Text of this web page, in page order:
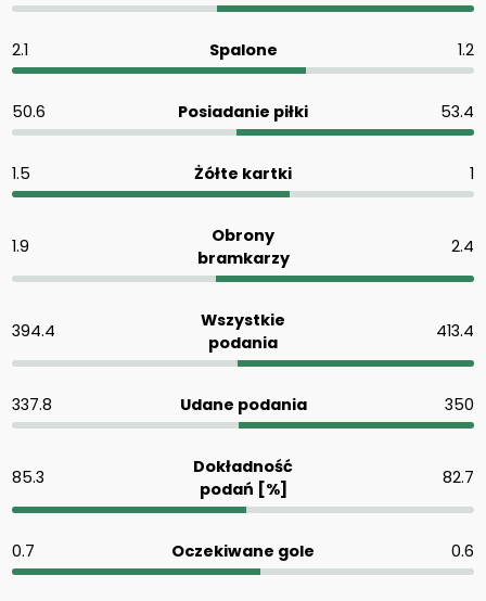
2.1 Spalone 1.2
50.6 Posiadanie piłki 53.4
1.5 Żółte kartki 1
1.9
Obrony
bramkarzy
2.4
394.4
Wszystkie
podania
413.4
337.8 Udane podania 350
85.3
Dokładność
podań [%]
82.7
0.7 Oczekiwane gole 0.6